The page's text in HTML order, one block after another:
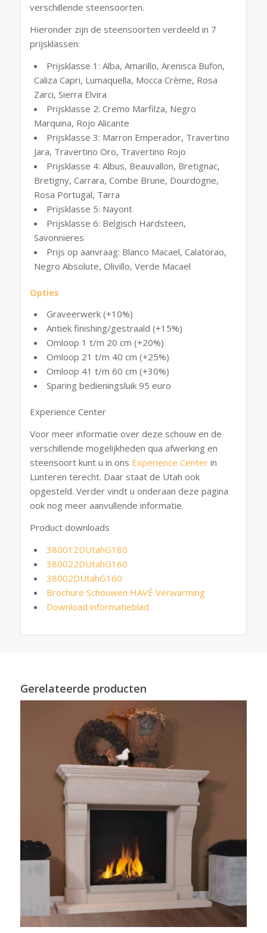
verschillende steensoorten.
Hieronder zijn de steensoorten verdeeld in 7
prijsklassen:
Prijsklasse 1: Alba, Amarillo, Arenisca Bufon,
Caliza Capri, Lumaquella, Mocca Crème, Rosa
Zarci, Sierra Elvira
Prijsklasse 2: Cremo Marfilza, Negro
Marquina, Rojo Alicante
Prijsklasse 3: Marron Emperador, Travertino
Jara, Travertino Oro, Travertino Rojo
Prijsklasse 4: Albus, Beauvallon, Bretignac,
Bretigny, Carrara, Combe Brune, Dourdogne,
Rosa Portugal, Tarra
Prijsklasse 5: Nayont
Prijsklasse 6: Belgisch Hardsteen,
Savonnieres
Prijs op aanvraag: Blanco Macael, Calatorao,
Negro Absolute, Olivillo, Verde Macael
Opties
Graveerwerk (+10%)
Antiek finishing/gestraald (+15%)
Omloop 1 t/m 20 cm (+20%)
Omloop 21 t/m 40 cm (+25%)
Omloop 41 t/m 60 cm (+30%)
Sparing bedieningsluik 95 euro
Experience Center
Voor meer informatie over deze schouw en de
verschillende mogelijkheden qua afwerking en
steensoort kunt u in ons Experience Centerin
Lunteren terecht. Daar staat de Utah ook
opgesteld. Verder vindt u onderaan deze pagina
ook nog meer aanvullende informatie.
Product downloads
380012DUtahG180
380022DUtahG160
38002DUtahG160
Brochure Schouwen HAVÉ Verwarming
Download informatieblad
Gerelateerde producten